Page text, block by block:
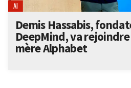
AI
Demis Hassabis,
DeepMind, va
mère Alphabet